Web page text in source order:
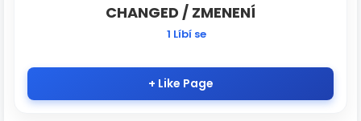
CHANGED / ZMENENÍ
1 Líbí se
+ Like Page